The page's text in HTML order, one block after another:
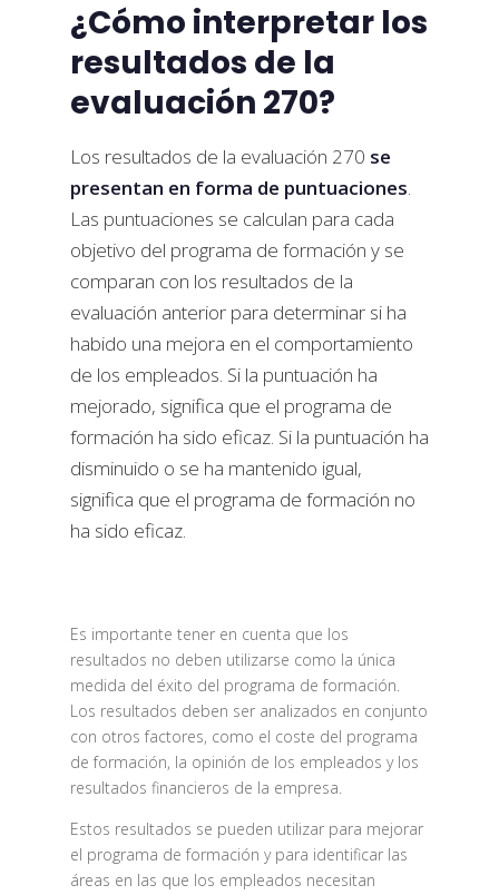
¿Cómo interpretar los
resultados de la
evaluación 270?
Los resultados de la evaluación 270 se
presentan en forma de puntuaciones.
Las puntuaciones se calculan para cada
objetivo del programa de formación y se
comparan con los resultados de la
evaluación anterior para determinar si ha
habido una mejora en el comportamiento
de los empleados. Si la puntuación ha
mejorado, significa que el programa de
formación ha sido eficaz. Si la puntuación ha
disminuido o se ha mantenido igual,
significa que el programa de formación no
ha sido eficaz.
Es importante tener en cuenta que los
resultados no deben utilizarse como la única
medida del éxito del programa de formación.
Los resultados deben ser analizados en conjunto
con otros factores, como el coste del programa
de formación, la opinión de los empleados y los
resultados financieros de la empresa.
Estos resultados se pueden utilizar para mejorar
el programa de formación y para identificar las
áreas en las que los empleados necesitan